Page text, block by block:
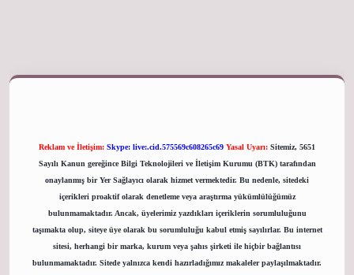
Reklam ve İletişim: Skype: live:.cid.575569c608265c69 Yasal Uyarı: Sitemiz, 5651
Sayılı Kanun gereğince Bilgi Teknolojileri ve İletişim Kurumu (BTK) tarafından
onaylanmış bir Yer Sağlayıcı olarak hizmet vermektedir. Bu nedenle, sitedeki
içerikleri proaktif olarak denetleme veya araştırma yükümlülüğümüz
bulunmamaktadır. Ancak, üyelerimiz yazdıkları içeriklerin sorumluluğunu
taşımakta olup, siteye üye olarak bu sorumluluğu kabul etmiş sayılırlar. Bu internet
sitesi, herhangi bir marka, kurum veya şahıs şirketi ile hiçbir bağlantısı
bulunmamaktadır. Sitede yalnızca kendi hazırladığımız makaleler paylaşılmaktadır.